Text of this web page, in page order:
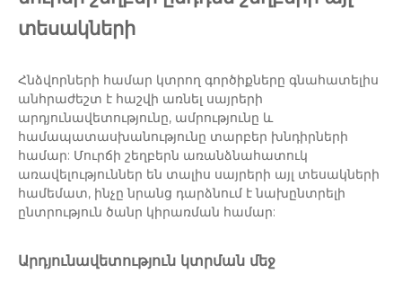
տեսակների
Հնձվորների համար կտրող գործիքները գնահատելիս
անհրաժեշտ է հաշվի առնել սայրերի
արդյունավետությունը, ամրությունը և
համապատասխանությունը տարբեր խնդիրների
համար: Մուրճի շեղբերն առանձնահատուկ
առավելություններ են տալիս սայրերի այլ տեսակների
համեմատ, ինչը նրանց դարձնում է նախընտրելի
ընտրություն ծանր կիրառման համար:
Արդյունավետություն կտրման մեջ